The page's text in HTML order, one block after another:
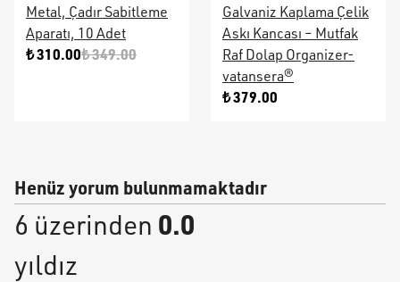
Metal, Çadır Sabitleme
Aparatı, 10 Adet
₺ 310.00₺ 349.00
Galvaniz Kaplama Çelik
Askı Kancası – Mutfak
Raf Dolap Organizer-
vatansera®
₺ 379.00
Henüz yorum bulunmamaktadır
6 üzerinden 0.0
yıldız